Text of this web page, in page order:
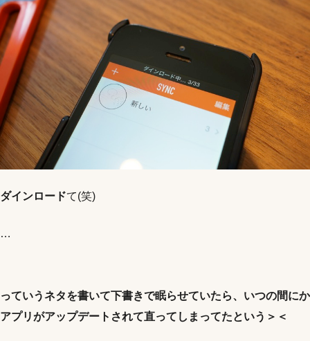
ダインロードて(笑)
…
っていうネタを書いて下書きで眠らせていたら、いつの間にか
アプリがアップデートされて直ってしまってたという＞＜